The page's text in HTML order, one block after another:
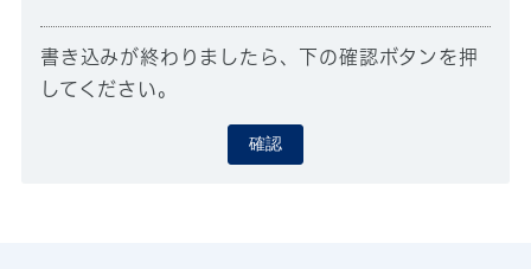
書き込みが終わりましたら、下の確認ボタンを押
してください。
確認